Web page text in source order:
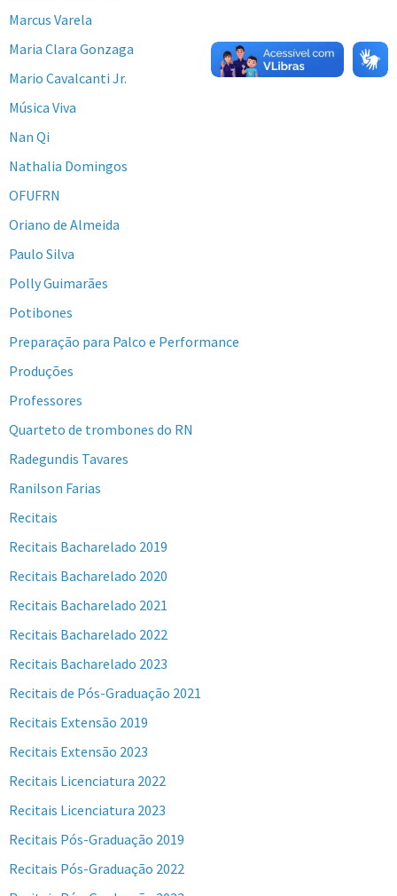
Marcus Varela
Maria Clara Gonzaga
Mario Cavalcanti Jr.
Música Viva
Nan Qi
Nathalia Domingos
OFUFRN
Oriano de Almeida
Paulo Silva
Polly Guimarães
Potibones
Preparação para Palco e Performance
Produções
Professores
Quarteto de trombones do RN
Radegundis Tavares
Ranilson Farias
Recitais
Recitais Bacharelado 2019
Recitais Bacharelado 2020
Recitais Bacharelado 2021
Recitais Bacharelado 2022
Recitais Bacharelado 2023
Recitais de Pós-Graduação 2021
Recitais Extensão 2019
Recitais Extensão 2023
Recitais Licenciatura 2022
Recitais Licenciatura 2023
Recitais Pós-Graduação 2019
Recitais Pós-Graduação 2022